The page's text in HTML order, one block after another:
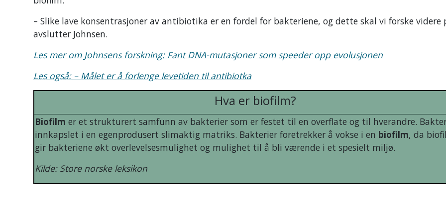
– Slike lave konsentrasjoner av antibiotika er en fordel for bakteriene, og dette skal vi forske videre
avslutter Johnsen.
Les mer om Johnsens forskning: Fant DNA-mutasjoner som speeder opp evolusjonen
Les også: – Målet er å forlenge levetiden til antibiotka
Hva er biofilm?
Biofilm er et strukturert samfunn av bakterier som er festet til en overflate og til hverandre.
innkapslet i en egenprodusert slimaktig matriks. Bakterier foretrekker å vokse i en biofilm, da
gir bakteriene økt overlevelsesmulighet og mulighet til å bli værende i et spesielt miljø.
Kilde: Store norske leksikon